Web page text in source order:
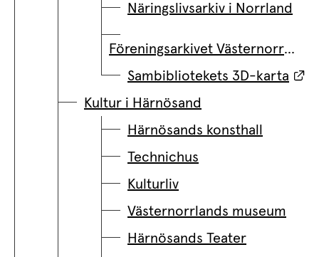
Näringslivsarkiv i Norrland
Föreningsarkivet Västernorrland
Sambibliotekets 3D-karta
Kultur i Härnösand
Härnösands konsthall
Technichus
Kulturliv
Västernorrlands museum
Härnösands Teater